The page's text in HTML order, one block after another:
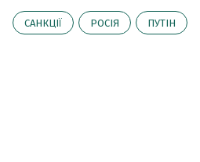
САНКЦІЇ РОСІЯ ПУТІН